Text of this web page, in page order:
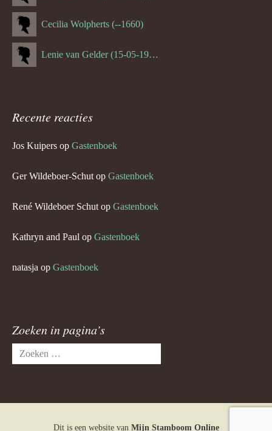
Cecilia Wolpherts (--1660)
Lenie van Gelder (15-05-1970)
Recente reacties
Jos Kuipers op Gastenboek
Ger Wildeboer-Schut op Gastenboek
René Wildeboer Schut op Gastenboek
Kathryn and Paul op Gastenboek
natasja op Gastenboek
Zoeken in pagina’s
Zoeken
naar:
Dit is een website van Mijn Stamboom Online